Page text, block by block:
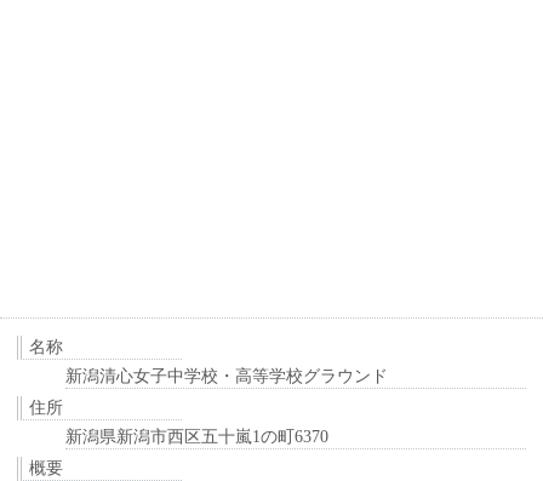
名称
新潟清心女子中学校・高等学校グラウンド
住所
新潟県新潟市西区五十嵐1の町6370
概要